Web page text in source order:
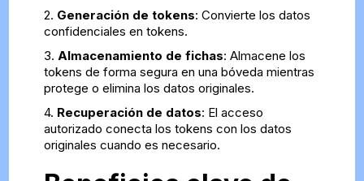
2. Generación de tokens: Convierte los datos
confidenciales en tokens.
3. Almacenamiento de fichas: Almacene los
tokens de forma segura en una bóveda mientras
protege o elimina los datos originales.
4. Recuperación de datos: El acceso
autorizado conecta los tokens con los datos
originales cuando es necesario.